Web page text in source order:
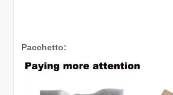
Pacchetto: